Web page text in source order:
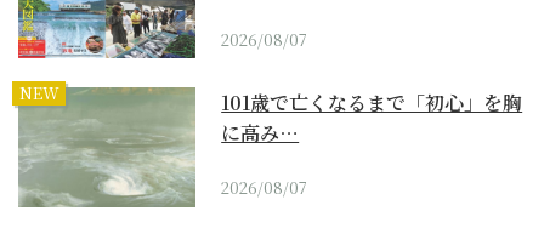
2026/08/07
NEW
101歳で亡くなるまで「初心」を胸
に高み…
2026/08/07